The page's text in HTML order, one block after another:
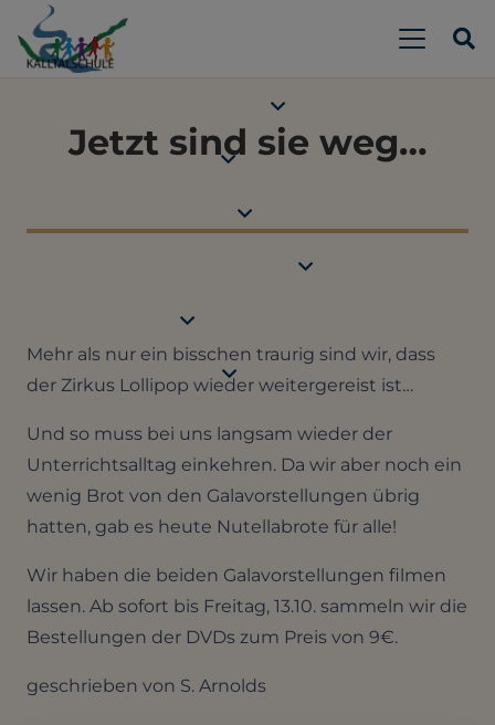
Jetzt sind sie weg…
Mehr als nur ein bisschen traurig sind wir, dass
der Zirkus Lollipop wieder weitergereist ist…
Und so muss bei uns langsam wieder der
Unterrichtsalltag einkehren. Da wir aber noch ein
wenig Brot von den Galavorstellungen übrig
hatten, gab es heute Nutellabrote für alle!
Wir haben die beiden Galavorstellungen filmen
lassen. Ab sofort bis Freitag, 13.10. sammeln wir die
Bestellungen der DVDs zum Preis von 9€.
geschrieben von S. Arnolds